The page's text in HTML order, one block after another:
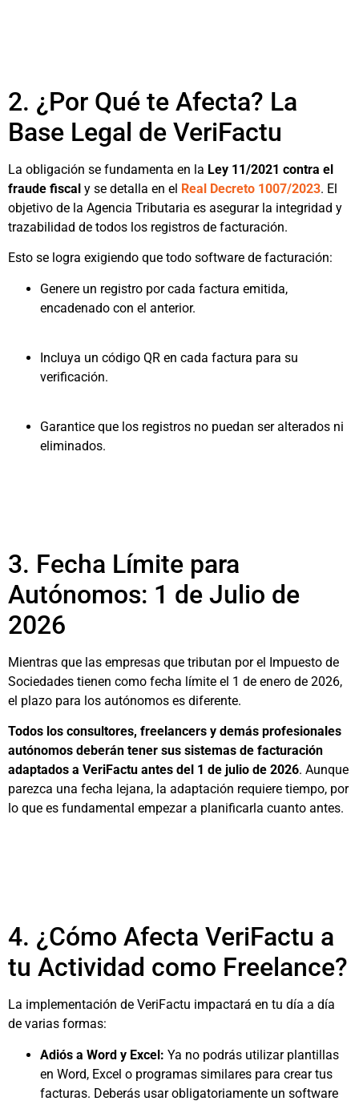
2. ¿Por Qué te Afecta? La
Base Legal de VeriFactu
La obligación se fundamenta en la Ley 11/2021 contra el
fraude fiscal y se detalla en el Real Decreto 1007/2023. El
objetivo de la Agencia Tributaria es asegurar la integridad y
trazabilidad de todos los registros de facturación.
Esto se logra exigiendo que todo software de facturación:
Genere un registro por cada factura emitida,
encadenado con el anterior.
Incluya un código QR en cada factura para su
verificación.
Garantice que los registros no puedan ser alterados ni
eliminados.
3. Fecha Límite para
Autónomos: 1 de Julio de
2026
Mientras que las empresas que tributan por el Impuesto de
Sociedades tienen como fecha límite el 1 de enero de 2026,
el plazo para los autónomos es diferente.
Todos los consultores, freelancers y demás profesionales
autónomos deberán tener sus sistemas de facturación
adaptados a VeriFactu antes del 1 de julio de 2026. Aunque
parezca una fecha lejana, la adaptación requiere tiempo, por
lo que es fundamental empezar a planificarla cuanto antes.
4. ¿Cómo Afecta VeriFactu a
tu Actividad como Freelance?
La implementación de VeriFactu impactará en tu día a día
de varias formas:
Adiós a Word y Excel: Ya no podrás utilizar plantillas
en Word, Excel o programas similares para crear tus
facturas. Deberás usar obligatoriamente un software